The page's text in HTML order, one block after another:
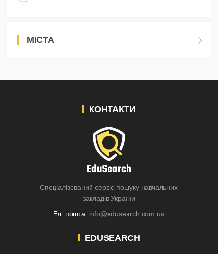
МІСТА
КОНТАКТИ
Спеціалізований сервіс пошуку навчальних
закладів України
Ел. пошта: info@edusearch.com.ua
EDUSEARCH